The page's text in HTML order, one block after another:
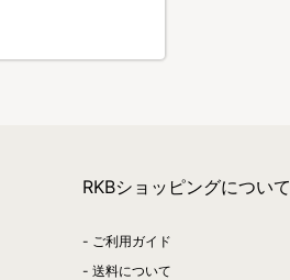
RKBショッピングについて
ご利用ガイド
送料について